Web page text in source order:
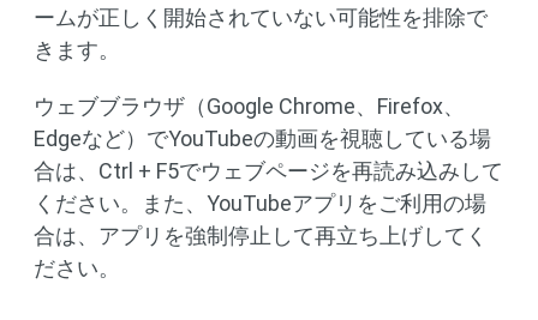
ームが正しく開始されていない可能性を排除で
きます。
ウェブブラウザ（Google Chrome、Firefox、
Edgeなど）でYouTubeの動画を視聴している場
合は、Ctrl + F5でウェブページを再読み込みして
ください。また、YouTubeアプリをご利用の場
合は、アプリを強制停止して再立ち上げしてく
ださい。